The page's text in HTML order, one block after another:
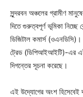
সুন্দরবন অঞ্চলের গ্রামীণ
দিতে গুরুত্বপূর্ণ ভূমিকা নিচ্ছে
ডিজিটাল কমার্স (ওএনডিসি)।
ট্রেড (ডিপিআইআইটি)-এর
দিগন্তের সূচনা করেছে।
এই উদ্যোগের অংশ হিসেবেই